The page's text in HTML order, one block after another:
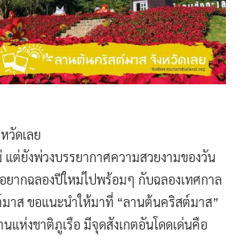
วัดเลย
ต่ยังพ่วงบรรยากาศความสวยงามของวัน
ากฉลองปีใหม่ไปพร้อมๆ กับฉลองเทศกาล
าส ขอแนะนำให้มาที่ “ลานต้นคริสต์มาส”
แห่งชาติภูเรือ มีจุดสังเกตอันโดดเด่นคือ